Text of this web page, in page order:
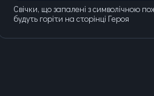
Свічки, що запалені з символічною
будуть горіти на сторінці Героя